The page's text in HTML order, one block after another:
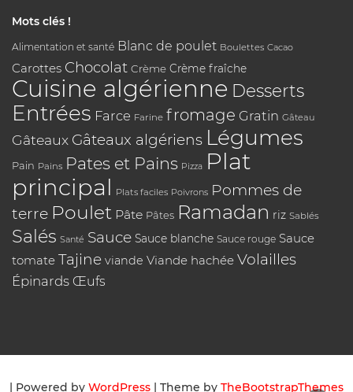
Mots clés !
Alimentation et santé Blanc de poulet Boulettes Cacao
Carottes Chocolat Crème Crème fraîche
Cuisine algérienne Desserts
Entrées Farce Farine fromage Gratin Gâteau
Gâteaux Gâteaux algériens Légumes
Pain Pains Pates et Pains Pizza Plat
principal Plats faciles Poivrons Pommes de
terre Poulet Pâte Pâtes Ramadan riz Sablés
Salés Santé Sauce Sauce blanche Sauce rouge Sauce
tomate Tajine viande Viande hachée Volailles
Épinards Œufs
| Powered by WordPress | Theme by TheBootstrapThemes